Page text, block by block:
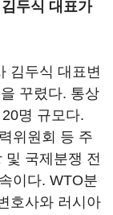
두식 대표가
김두식 대표변
꾸렸다. 통상
20명 규모다.
위원회 등 주
및 국제분쟁 전
이다. WTO분
호사와 러시아